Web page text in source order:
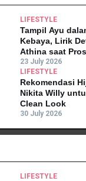
LIFESTYLE
Tampil Ayu
Kebaya, Lirik
Athina saat
23 July 2026
LIFESTYLE
Rekomendasi
Nikita Willy
Clean Look
30 July 2026
LIFESTYLE